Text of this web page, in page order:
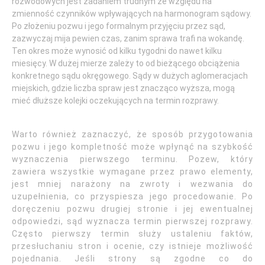
zmienność czynników wpływających na harmonogram sądowy.
Po złożeniu pozwu i jego formalnym przyjęciu przez sąd,
zazwyczaj mija pewien czas, zanim sprawa trafi na wokandę.
Ten okres może wynosić od kilku tygodni do nawet kilku
miesięcy. W dużej mierze zależy to od bieżącego obciążenia
konkretnego sądu okręgowego. Sądy w dużych aglomeracjach
miejskich, gdzie liczba spraw jest znacząco wyższa, mogą
mieć dłuższe kolejki oczekujących na termin rozprawy.
Warto również zaznaczyć, że sposób przygotowania
pozwu i jego kompletność może wpłynąć na szybkość
wyznaczenia pierwszego terminu. Pozew, który
zawiera wszystkie wymagane przez prawo elementy,
jest mniej narażony na zwroty i wezwania do
uzupełnienia, co przyspiesza jego procedowanie. Po
doręczeniu pozwu drugiej stronie i jej ewentualnej
odpowiedzi, sąd wyznacza termin pierwszej rozprawy.
Często pierwszy termin służy ustaleniu faktów,
przesłuchaniu stron i ocenie, czy istnieje możliwość
pojednania. Jeśli strony są zgodne co do